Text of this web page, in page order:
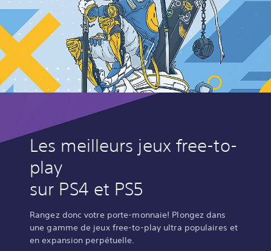
Les meilleurs jeux free-to-
play
sur PS4 et PS5
Rangez donc votre porte-monnaie! Plongez dans
une gamme de jeux free-to-play ultra populaires et
en expansion perpétuelle.